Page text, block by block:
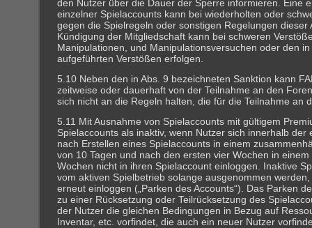
den Nutzer über die Dauer der Sperre informieren. Eine
einzelner Spielaccounts kann bei wiederholten oder
gegen die Spielregeln oder sonstigen Regelungen dieser
Kündigung der Mitgliedschaft kann bei schweren
Manipulationen, und Manipulationsversuchen oder den in
aufgeführten Verstößen erfolgen.
5.10 Neben den in Abs. 9 bezeichneten Sanktion kann
zeitweise oder dauerhaft von der Teilnahme an den
sich nicht an die Regeln halten, die für die Teilnahme an
5.11 Mit Ausnahme von Spielaccounts mit gültigem
Spielaccounts als inaktiv, wenn Nutzer sich innerhalb der
nach Erstellen eines Spielaccounts in einem
von 10 Tagen und nach den ersten vier Wochen in
Wochen nicht in ihren Spielaccount einloggen. Inaktive
vom aktiven Spielbetrieb solange ausgenommen
erneut einloggen („Parken des Accounts“). Das Parken
zu einer Rücksetzung oder Teilrücksetzung des
der Nutzer die gleichen Bedingungen in Bezug auf
Inventar, etc. vorfindet, die auch ein neuer Nutzer